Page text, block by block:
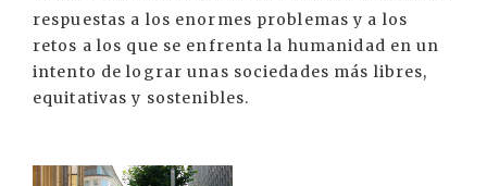
respuestas a los enormes problemas y a los
retos a los que se enfrenta la humanidad en un
intento de lograr unas sociedades más libres,
equitativas y sostenibles.